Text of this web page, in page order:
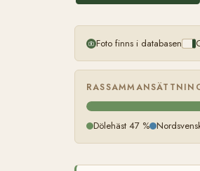
Foto finns i databasen
Dölehäst 47 %